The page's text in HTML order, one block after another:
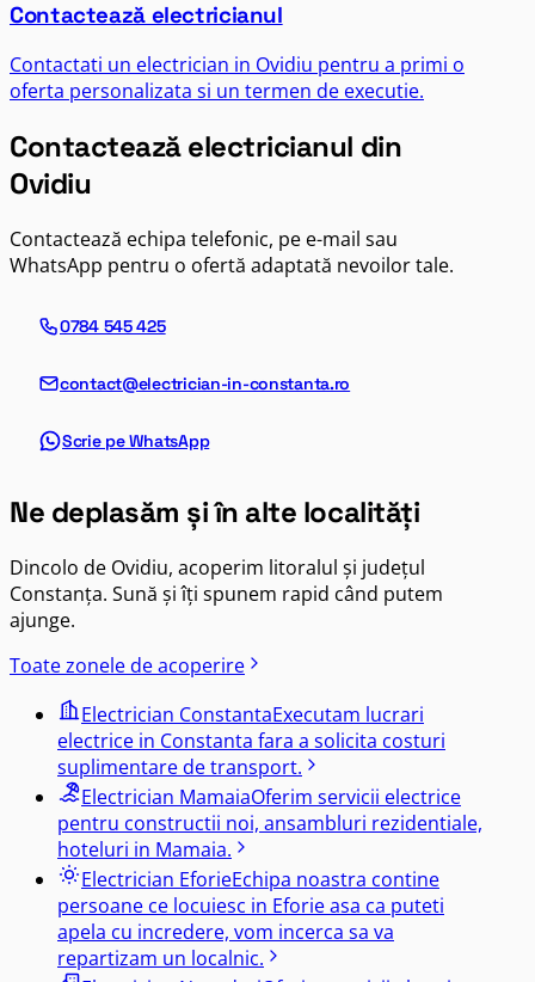
Contactează electricianul
Contactati un electrician in Ovidiu pentru a primi o
oferta personalizata si un termen de executie.
Contactează electricianul din
Ovidiu
Contactează echipa telefonic, pe e-mail sau
WhatsApp pentru o ofertă adaptată nevoilor tale.
0784 545 425
contact@electrician-in-constanta.ro
Scrie pe WhatsApp
Ne deplasăm și în alte localități
Dincolo de Ovidiu, acoperim litoralul și județul
Constanța. Sună și îți spunem rapid când putem
ajunge.
Toate zonele de acoperire
Electrician ConstantaExecutam lucrari
electrice in Constanta fara a solicita costuri
suplimentare de transport.
Electrician MamaiaOferim servicii electrice
pentru constructii noi, ansambluri rezidentiale,
hoteluri in Mamaia.
Electrician EforieEchipa noastra contine
persoane ce locuiesc in Eforie asa ca puteti
apela cu incredere, vom incerca sa va
repartizam un localnic.